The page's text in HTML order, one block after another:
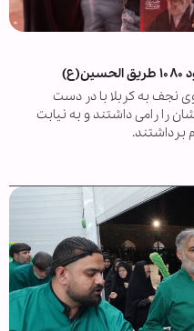
نجف به کربلا با در دست
را رامی داشتند و به نیابت
برداشتند.